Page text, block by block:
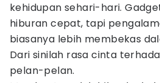
kehidupan sehari-hari.
hiburan cepat, tapi
biasanya lebih membekas
Dari sinilah rasa cinta
pelan-pelan.